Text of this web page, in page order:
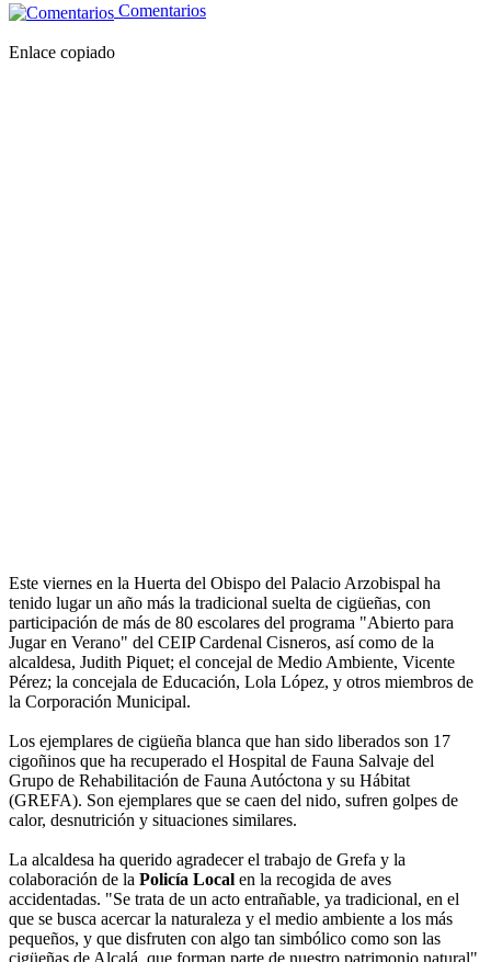
Comentarios
Enlace copiado
Este viernes en la Huerta del Obispo del Palacio Arzobispal ha
tenido lugar un año más la tradicional suelta de cigüeñas, con
participación de más de 80 escolares del programa "Abierto para
Jugar en Verano" del CEIP Cardenal Cisneros, así como de la
alcaldesa, Judith Piquet; el concejal de Medio Ambiente, Vicente
Pérez; la concejala de Educación, Lola López, y otros miembros de
la Corporación Municipal.
Los ejemplares de cigüeña blanca que han sido liberados son 17
cigoñinos que ha recuperado el Hospital de Fauna Salvaje del
Grupo de Rehabilitación de Fauna Autóctona y su Hábitat
(GREFA). Son ejemplares que se caen del nido, sufren golpes de
calor, desnutrición y situaciones similares.
La alcaldesa ha querido agradecer el trabajo de Grefa y la
colaboración de la Policía Local en la recogida de aves
accidentadas. "Se trata de un acto entrañable, ya tradicional, en el
que se busca acercar la naturaleza y el medio ambiente a los más
pequeños, y que disfruten con algo tan simbólico como son las
cigüeñas de Alcalá, que forman parte de nuestro patrimonio natural",